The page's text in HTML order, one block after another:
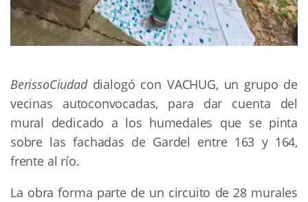
BerissoCiudaddialogó con VACHUG, un grupo de
vecinas autoconvocadas, para dar cuenta del
mural dedicado a los humedales que se pinta
sobre las fachadas de Gardel entre 163 y 164,
frente al río.
La obra forma parte de un circuito de 28 murales